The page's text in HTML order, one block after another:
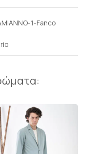
1-Fanco